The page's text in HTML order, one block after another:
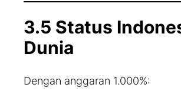
3.5 Status
Dunia
Dengan anggaran 1.000%: